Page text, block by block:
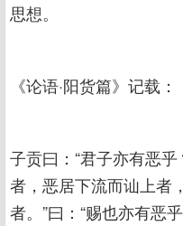
思想。
《论语·阳货篇》记载：
子贡曰：“君子亦有恶
者，恶居下流而讪上者
者。”曰：“赐也亦有恶